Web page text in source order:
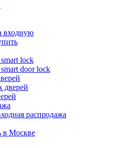
входную
lock
door lock
дверей
распродажа
в Москве